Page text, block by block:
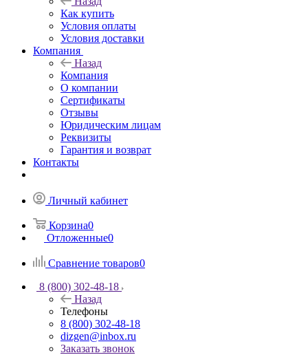
Как купить
Условия оплаты
Условия доставки
Компания
Назад
Компания
О компании
Сертификаты
Отзывы
Юридическим лицам
Реквизиты
Гарантия и возврат
Контакты
Личный кабинет
Корзина0
Отложенные0
Сравнение товаров0
8 (800) 302-48-18
Назад
Телефоны
8 (800) 302-48-18
dizgen@inbox.ru
Заказать звонок